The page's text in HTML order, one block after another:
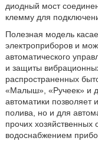
диодный мост
клемму для
Полезная модель
электроприборов и
автоматического
и защиты
распространенных
«Малыш», «Ручеек» и
автоматики позволяет
полива, но и для
прочих хозяйственных
водоснабжением